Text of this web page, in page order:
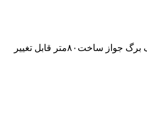
مساحت زمین۵۶۸متر سند تک برگ جواز ساخت۸۰متر قابل تغییر